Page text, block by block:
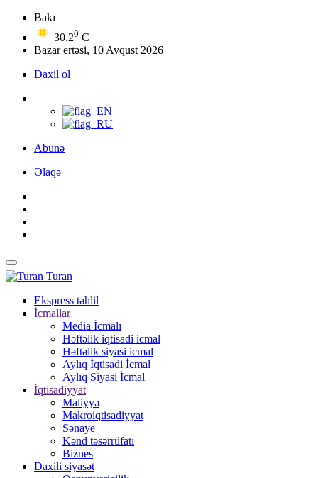
Bakı
30.20 C
Bazar ertəsi, 10 Avqust 2026
Daxil ol
Abunə
Əlaqə
Turan
Ekspress təhlil
İcmallar
Media İcmalı
Həftəlik iqtisadi icmal
Həftəlik siyasi icmal
Aylıq İqtisadi İcmal
Aylıq Siyasi İcmal
İqtisadiyyat
Maliyyə
Makroiqtisadiyyat
Sənaye
Kənd təsərrüfatı
Biznes
Daxili siyasət